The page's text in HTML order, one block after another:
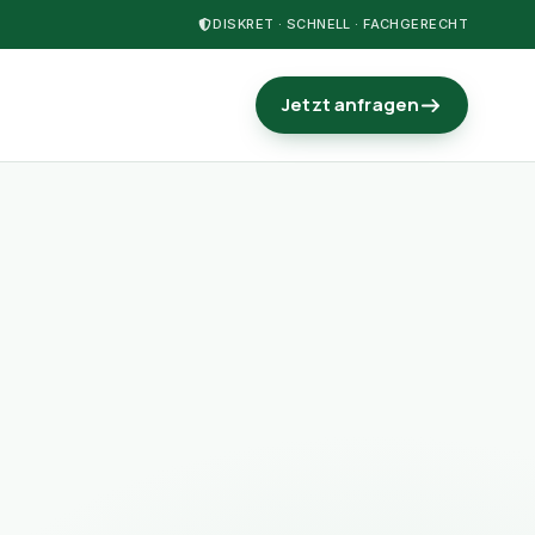
DISKRET · SCHNELL · FACHGERECHT
Jetzt anfragen